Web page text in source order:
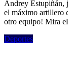
Andrey Estupiñán,
el máximo artillero
otro equipo! Mira
Deportes